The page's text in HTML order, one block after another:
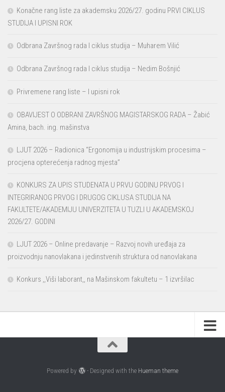
Konačne rang liste za akademsku 2026/27. godinu PRVI CIKLUS
STUDIJA I UPISNI ROK
Odbrana Završnog rada I ciklus studija – Muharem Vilić
Odbrana Završnog rada I ciklus studija – Nedim Bošnjić
Privremene rang liste – I upisni rok
OBAVIJEST O ODBRANI ZAVRŠNOG MAGISTARSKOG RADA – Žabić
Amina, bach. ing. mašinstva
LJUT 2026 – Radionica “Ergonomija u industrijskim procesima –
procjena opterećenja radnog mjesta”
KONKURS ZA UPIS STUDENATA U PRVU GODINU PRVOG I
INTEGRIRANOG PRVOG I DRUGOG CIKLUSA STUDIJA NA
FAKULTETE/AKADEMIJU UNIVERZITETA U TUZLI U AKADEMSKOJ
2026/27. GODINI
LJUT 2026 – Online predavanje – Razvoj novih uređaja za
proizvodnju nanovlakana i jedinstvenih struktura od nanovlakana
Konkurs ,,Viši laborant,, na Mašinskom fakultetu – 1 izvršilac
Powered by - Designed with the Hueman theme